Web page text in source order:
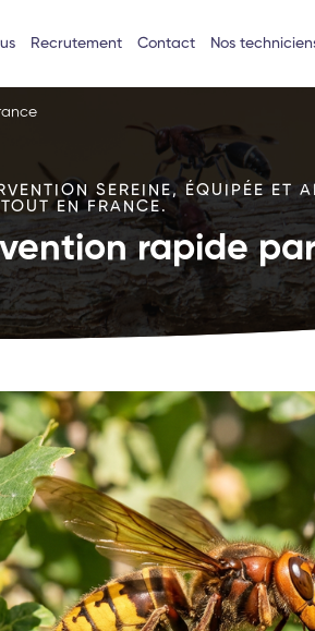
Recrutement Contact Nos
SEREINE, ÉQUIPÉE ET
EN FRANCE.
rapide